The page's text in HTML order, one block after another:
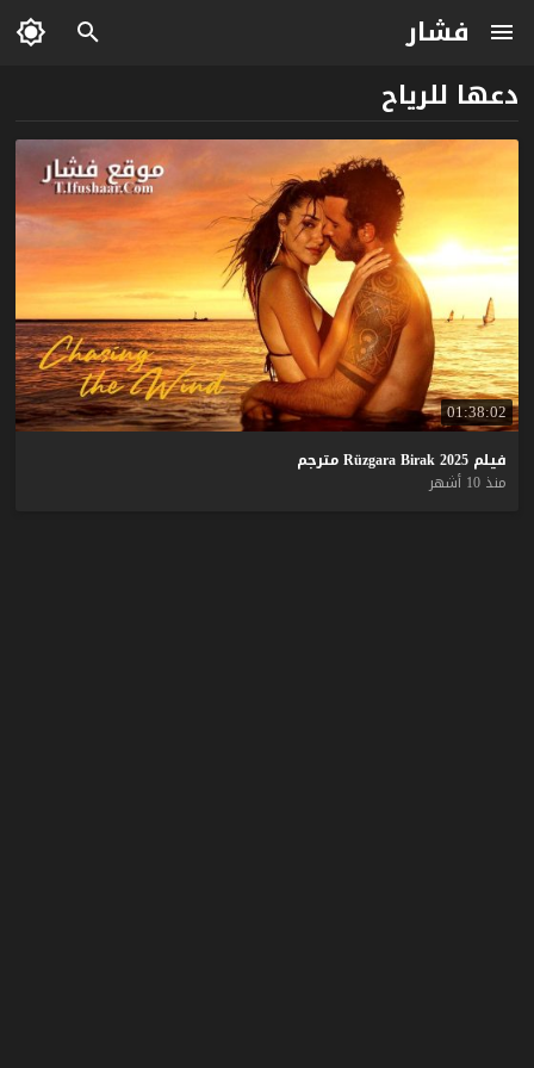
فشار
دعها للرياح
01:38:02
فيلم Rüzgara Birak 2025
مترجم
منذ 10 أشهر